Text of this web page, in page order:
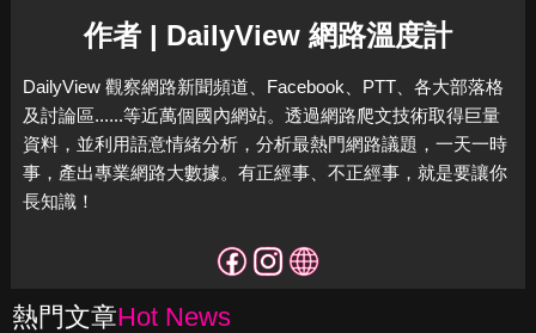
作者 | DailyView 網路溫度計
DailyView 觀察網路新聞頻道、Facebook、PTT、各大部落格
及討論區......等近萬個國內網站。透過網路爬文技術取得巨量
資料，並利用語意情緒分析，分析最熱門網路議題，一天一時
事，產出專業網路大數據。有正經事、不正經事，就是要讓你
長知識！
熱門文章Hot News